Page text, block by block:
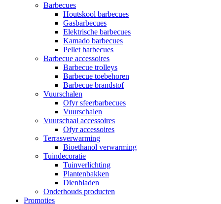
Barbecues
Houtskool barbecues
Gasbarbecues
Elektrische barbecues
Kamado barbecues
Pellet barbecues
Barbecue accessoires
Barbecue trolleys
Barbecue toebehoren
Barbecue brandstof
Vuurschalen
Ofyr sfeerbarbecues
Vuurschalen
Vuurschaal accessoires
Ofyr accessoires
Terrasverwarming
Bioethanol verwarming
Tuindecoratie
Tuinverlichting
Plantenbakken
Dienbladen
Onderhouds producten
Promoties